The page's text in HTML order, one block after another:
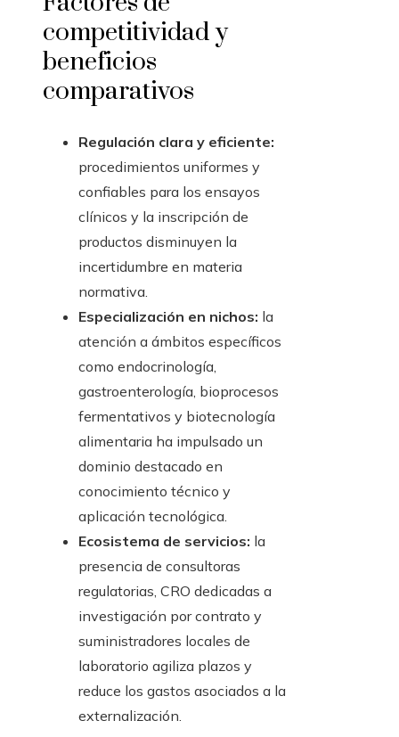
competitividad y
beneficios
comparativos
Regulación clara y eficiente:
procedimientos uniformes y
confiables para los ensayos
clínicos y la inscripción de
productos disminuyen la
incertidumbre en materia
normativa.
Especialización en nichos: la
atención a ámbitos específicos
como endocrinología,
gastroenterología, bioprocesos
fermentativos y biotecnología
alimentaria ha impulsado un
dominio destacado en
conocimiento técnico y
aplicación tecnológica.
Ecosistema de servicios: la
presencia de consultoras
regulatorias, CRO dedicadas a
investigación por contrato y
suministradores locales de
laboratorio agiliza plazos y
reduce los gastos asociados a la
externalización.